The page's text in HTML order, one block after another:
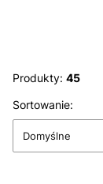
Produkty: 45
Lista
Sortowanie:
Domyślne